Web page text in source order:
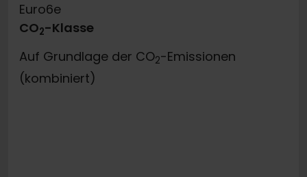
Euro6e
CO2-Klasse
Auf Grundlage der CO2-Emissionen
(kombiniert)